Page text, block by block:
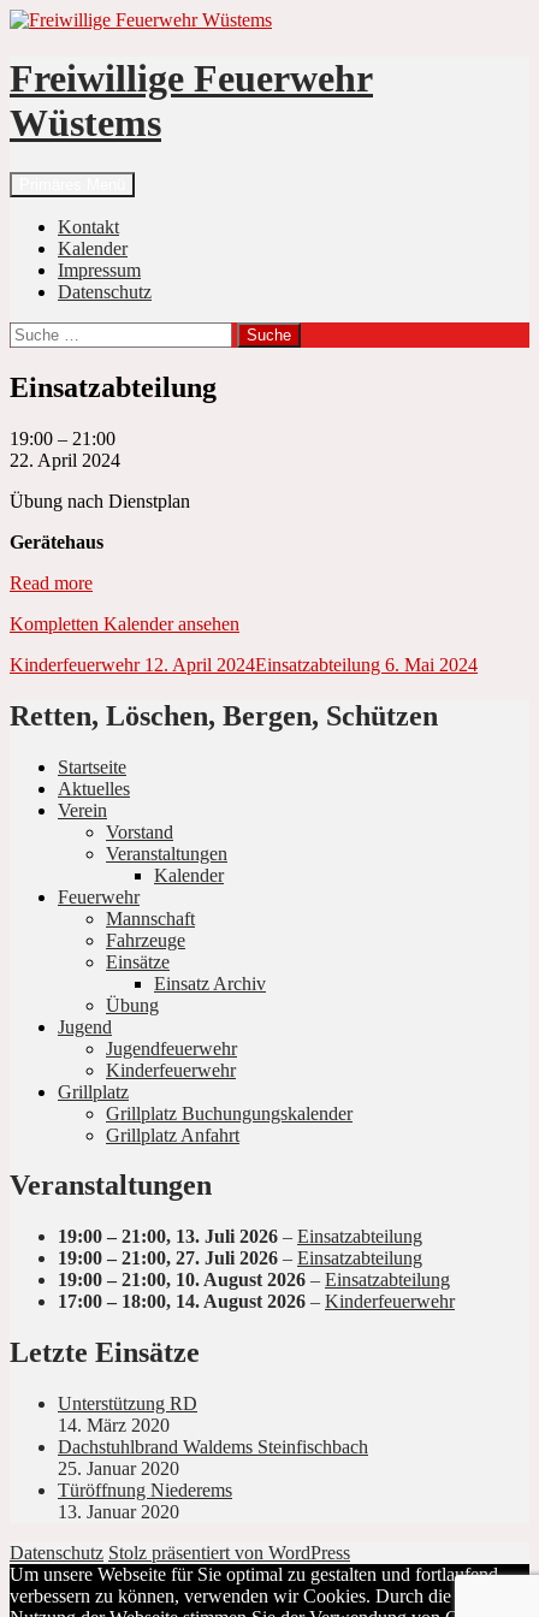
Zum
springen
Freiwillige Feuerwehr
Wüstems
Suchen
Kontakt
Kalender
Impressum
Datenschutz
Suche
nach:
Einsatzabteilung
Einsatzabteilung
19:00 – 21:00
22. April 2024
Übung nach Dienstplan
Gerätehaus
Read more
Kompletten Kalender ansehen
Beitrags-
Navigation
Kinderfeuerwehr 12. April 2024Einsatzabteilung 6. Mai 2024
Retten, Löschen, Bergen, Schützen
Startseite
Aktuelles
Verein
Vorstand
Veranstaltungen
Kalender
Feuerwehr
Mannschaft
Fahrzeuge
Einsätze
Einsatz Archiv
Übung
Jugend
Jugendfeuerwehr
Kinderfeuerwehr
Grillplatz
Grillplatz Buchungungskalender
Grillplatz Anfahrt
Veranstaltungen
19:00 – 21:00, 13. Juli 2026 – Einsatzabteilung
19:00 – 21:00, 27. Juli 2026 – Einsatzabteilung
19:00 – 21:00, 10. August 2026 – Einsatzabteilung
17:00 – 18:00, 14. August 2026 – Kinderfeuerwehr
Letzte Einsätze
Unterstützung RD
14. März 2020
Dachstuhlbrand Waldems Steinfischbach
25. Januar 2020
Türöffnung Niederems
13. Januar 2020
Datenschutz Stolz präsentiert von WordPress
Um unsere Webseite für Sie optimal zu gestalten und fortlaufend
verbessern zu können, verwenden wir Cookies. Durch die weitere